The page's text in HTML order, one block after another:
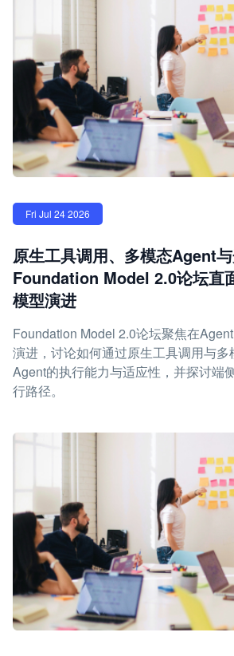
Fri Jul 24 2026
原生工具调用、多模态Agent与
Foundation Model 2.0论坛直
模型演进
Foundation Model 2.0论坛聚焦在
演进，讨论如何通过原生工具调用与多
Agent的执行能力与适应性，并探讨端
行路径。